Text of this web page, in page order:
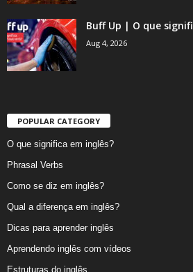
Buff Up | O que
Aug 4, 2026
POPULAR CATEGORY
O que significa em inglês?
Phrasal Verbs
Como se diz em inglês?
Qual a diferença em inglês?
Dicas para aprender inglês
Aprendendo inglês com vídeos
Estruturas do inglês